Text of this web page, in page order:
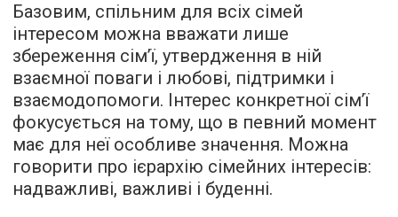
Базовим, спільним для всіх сімей
інтересом можна вважати лише
збереження сім’ї, утвердження в ній
взаємної поваги і любові, підтримки і
взаємодопомоги. Інтерес конкретної сім’ї
фокусується на тому, що в певний момент
має для неї особливе значення. Можна
говорити про ієрархію сімейних інтересів:
надважливі, важливі і буденні.